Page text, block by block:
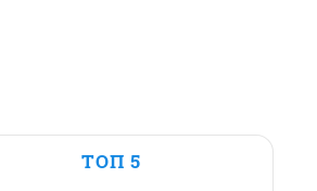
ТОП 5